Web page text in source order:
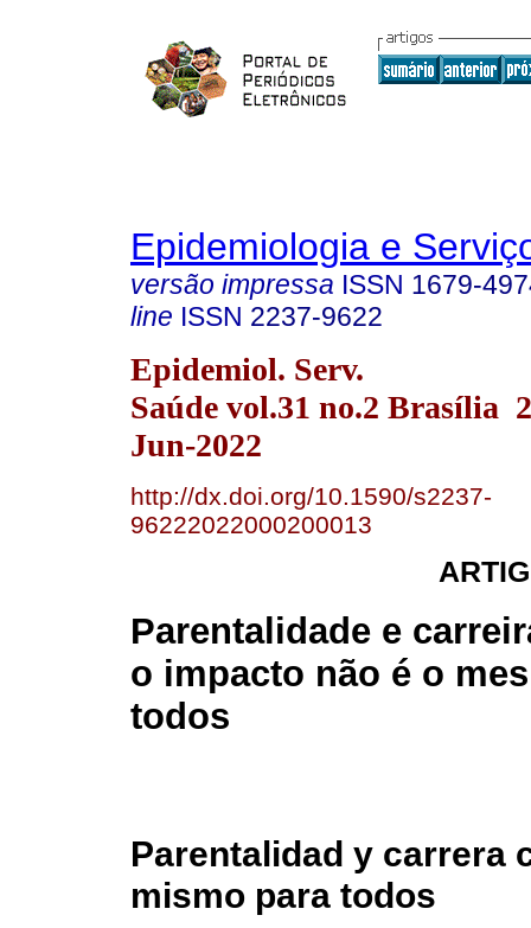
Epidemiologia e
versão impressa ISSN 1679-
line ISSN 2237-9622
Epidemiol. Serv.
Saúde vol.31 no.2 Brasília
Jun-2022
http://dx.doi.org/10.1590/s2237-
96222022000200013
Parentalidade e
o impacto não é o
todos
Parentalidad y carrera
mismo para todos